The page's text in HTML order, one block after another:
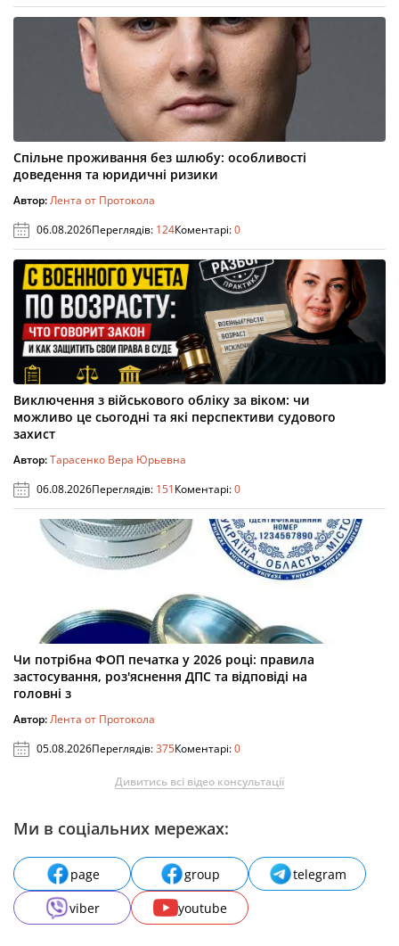
Спільне проживання без шлюбу: особливості
доведення та юридичні ризики
Автор:Лента от Протокола
06.08.2026Переглядів: 124Коментарі:0
Виключення з військового обліку за віком: чи
можливо це сьогодні та які перспективи судового
захист
Автор:Тарасенко Вера Юрьевна
06.08.2026Переглядів: 151Коментарі:0
Чи потрібна ФОП печатка у 2026 році: правила
застосування, роз'яснення ДПС та відповіді на
головні з
Автор:Лента от Протокола
05.08.2026Переглядів:375Коментарі:0
Дивитись всі відео консультації
Ми в соціальних мережах:
page group
telegram
viber
youtube